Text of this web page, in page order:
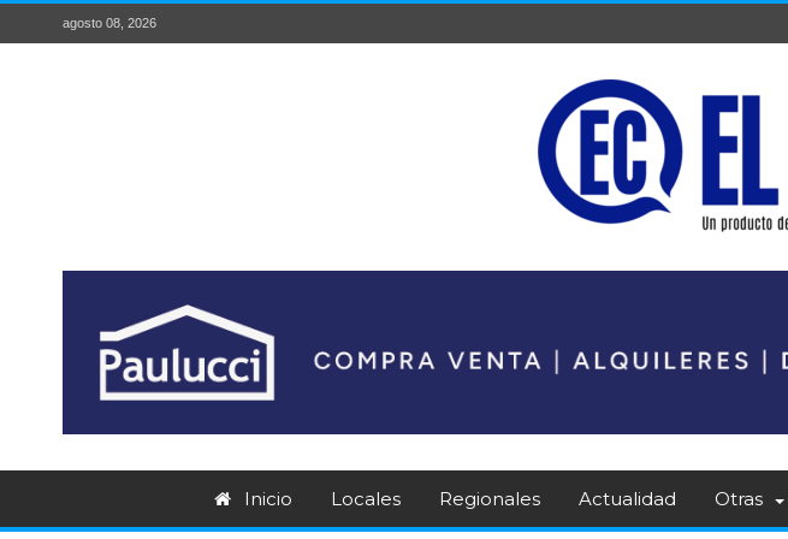
agosto 08, 2026
Inicio Locales Regionales Actualidad Otras